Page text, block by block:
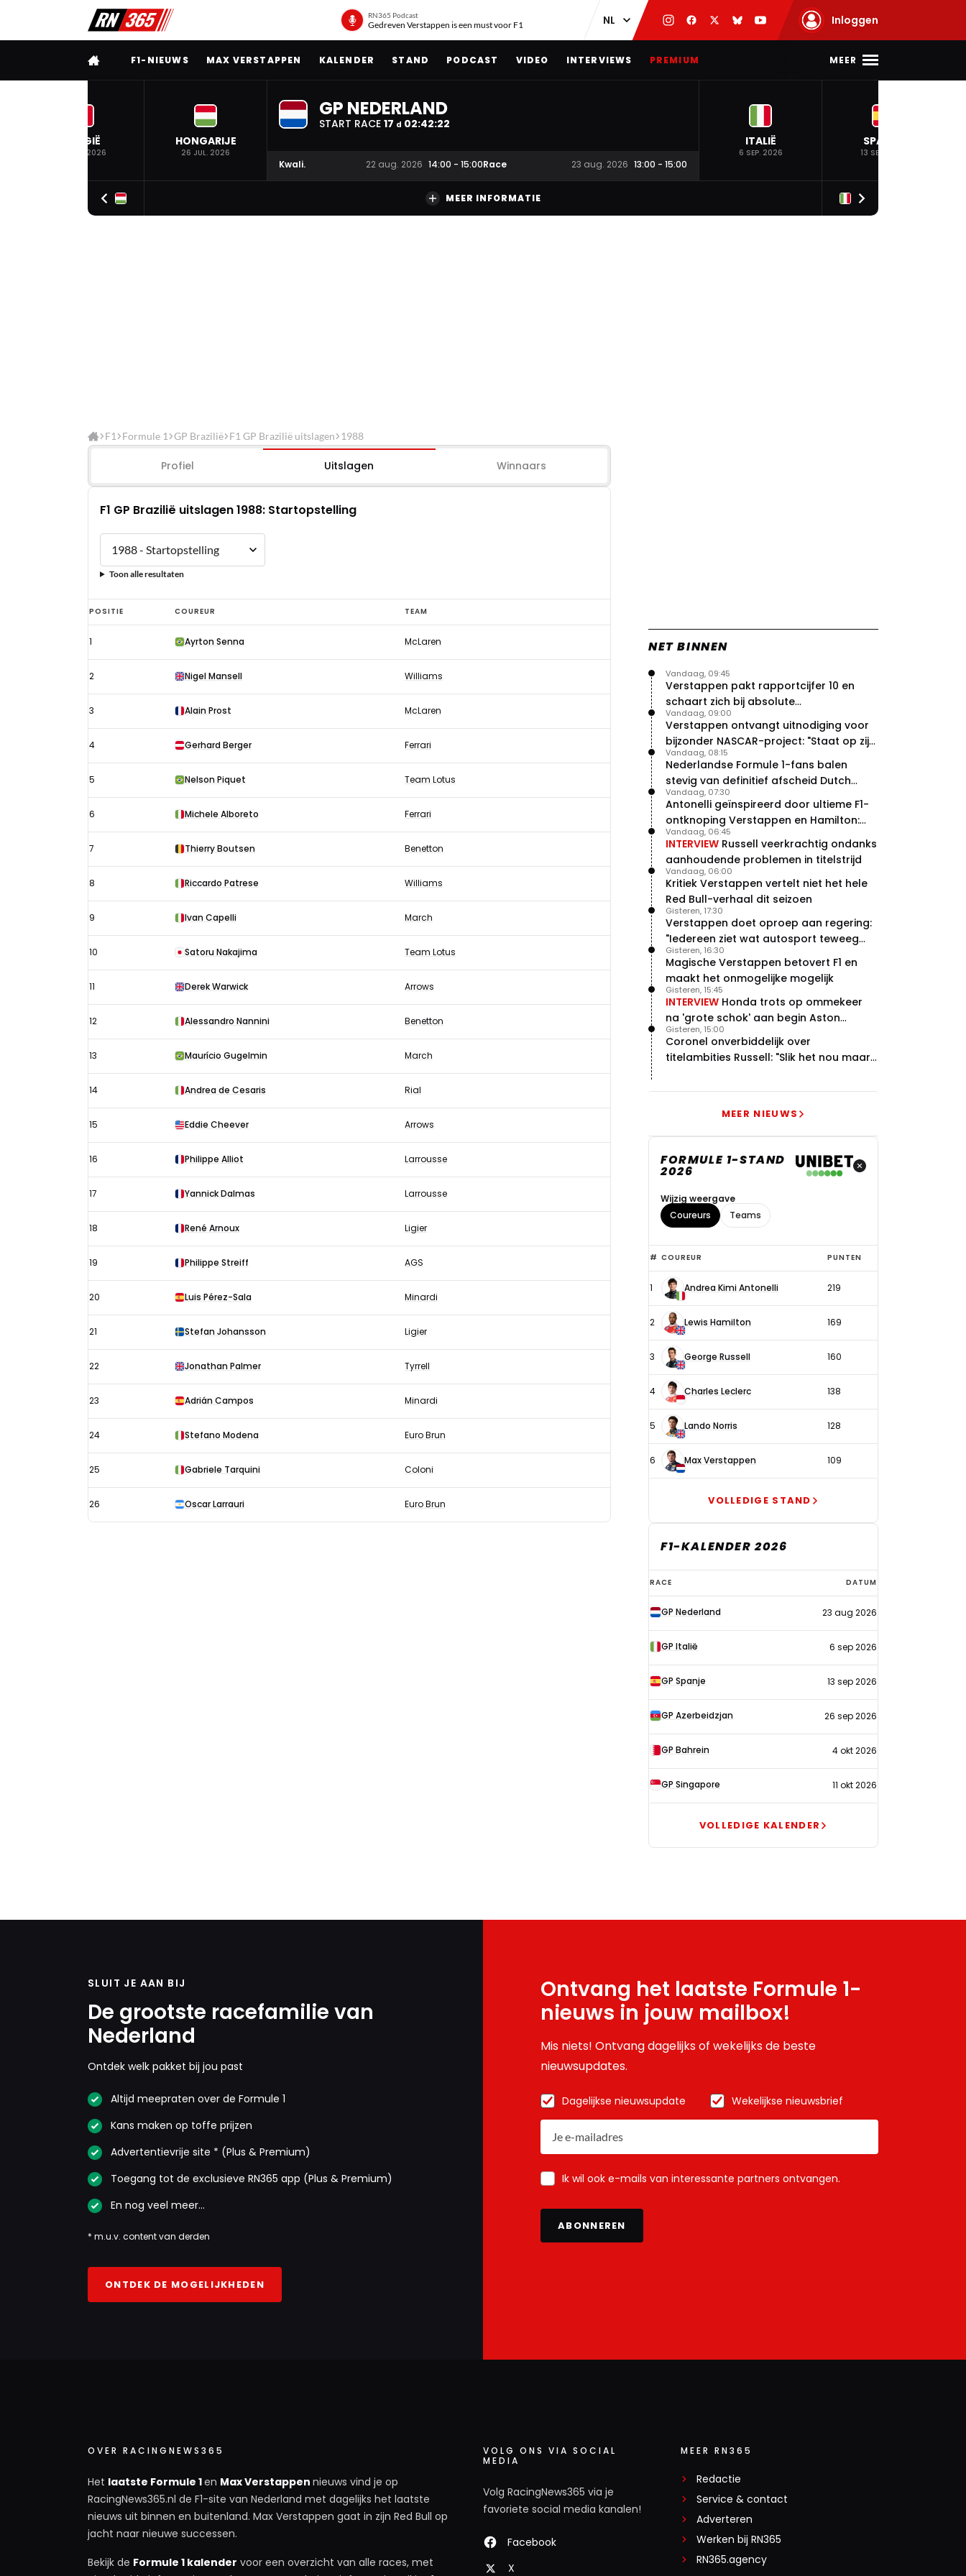
RN365 Podcast
Gedreven Verstappen is een must voor F1 Inloggen
VOLLEDIG MENU
F1-NIEUWS MAX VERSTAPPEN KALENDER STAND PODCAST VIDEO INTERVIEWS PREMIUM MEER
BELGIË
19 JUL. 2026
HONGARIJE
26 JUL. 2026
GP NEDERLAND
START RACE 17 d 02:42:21
Kwali. 22 aug. 2026 14:00 - 15:00Race 23 aug. 2026 13:00 - 15:00
ITALIË
6 SEP. 2026
SPANJE
13 SEP. 2026
MEER INFORMATIE
F1 Formule 1 GP Brazilië F1 GP Brazilië uitslagen 1988
Profiel Uitslagen Winnaars
F1 GP Brazilië uitslagen 1988: Startopstelling
Toon alle resultaten
F1
GP
Brazilië
uitslagen
Startopstelling
POSITIE COUREUR TEAM
1 Ayrton Senna McLaren
2 Nigel Mansell Williams
3 Alain Prost McLaren
4 Gerhard Berger Ferrari
5 Nelson Piquet Team Lotus
6 Michele Alboreto Ferrari
7 Thierry Boutsen Benetton
8 Riccardo Patrese Williams
9 Ivan Capelli March
10 Satoru Nakajima Team Lotus
11 Derek Warwick Arrows
12 Alessandro Nannini Benetton
13 Maurício Gugelmin March
14 Andrea de Cesaris Rial
15 Eddie Cheever Arrows
16 Philippe Alliot Larrousse
17 Yannick Dalmas Larrousse
18 René Arnoux Ligier
19 Philippe Streiff AGS
20 Luis Pérez-Sala Minardi
21 Stefan Johansson Ligier
22 Jonathan Palmer Tyrrell
23 Adrián Campos Minardi
24 Stefano Modena Euro Brun
25 Gabriele Tarquini Coloni
26 Oscar Larrauri Euro Brun
NET BINNEN
Verstappen pakt rapportcijfer 10 en
schaart zich bij absolute
buitencategorie
Vandaag, 09:45
Verstappen ontvangt uitnodiging voor
bijzonder NASCAR-project: "Staat op zijn
radar"
Vandaag, 09:00
Nederlandse Formule 1-fans balen
stevig van definitief afscheid Dutch
Grand Prix
Vandaag, 08:15
Antonelli geïnspireerd door ultieme F1-
ontknoping Verstappen en Hamilton:
"Leven of dood!"
Vandaag, 07:30
INTERVIEW Russell veerkrachtig ondanks
aanhoudende problemen in titelstrijd
Vandaag, 06:45
Kritiek Verstappen vertelt niet het hele
Red Bull-verhaal dit seizoen
Vandaag, 06:00
Verstappen doet oproep aan regering:
"Iedereen ziet wat autosport teweeg
brengt"
Gisteren, 17:30
Magische Verstappen betovert F1 en
maakt het onmogelijke mogelijk
Gisteren, 16:30
INTERVIEW Honda trots op ommekeer
na 'grote schok' aan begin Aston
Martin-avontuur
Gisteren, 15:45
Coronel onverbiddelijk over
titelambities Russell: "Slik het nou maar
Gisteren, 15:00
MEER NIEUWS
FORMULE 1-STAND
2026
Wijzig weergave
Coureurs
Teams
Top
6
coureurs
# COUREUR PUNTEN
1 Andrea Kimi Antonelli 219
2 Lewis Hamilton 169
3 George Russell 160
4 Charles Leclerc 138
5 Lando Norris 128
6 Max Verstappen 109
VOLLEDIGE STAND
F1-KALENDER 2026
F1-
kalender
2026
RACE DATUM
GP Nederland 23 aug 2026
GP Italië 6 sep 2026
GP Spanje 13 sep 2026
GP Azerbeidzjan 26 sep 2026
GP Bahrein 4 okt 2026
GP Singapore 11 okt 2026
VOLLEDIGE KALENDER
SLUIT JE AAN BIJ
De grootste racefamilie van
Nederland
Ontdek welk pakket bij jou past
Altijd meepraten over de Formule 1
Kans maken op toffe prijzen
Advertentievrije site * (Plus & Premium)
Toegang tot de exclusieve RN365 app (Plus & Premium)
En nog veel meer…
* m.u.v. content van derden
ONTDEK DE MOGELIJKHEDEN
Ontvang het laatste Formule 1-
nieuws in jouw mailbox!
Mis niets! Ontvang dagelijks of wekelijks de beste
nieuwsupdates.
Dagelijkse nieuwsupdate Wekelijkse nieuwsbrief
Ik wil ook e-mails van interessante partners ontvangen.
ABONNEREN
OVER RACINGNEWS365
Het laatste Formule 1en Max Verstappen nieuws vind je op
RacingNews365.nl de F1-site van Nederland met dagelijks het laatste
nieuws uit binnen en buitenland. Max Verstappen gaat in zijn Red Bull op
jacht naar nieuwe successen.
Bekijk de Formule 1 kalender voor een overzicht van alle races, met
VOLG ONS VIA SOCIAL
MEDIA
Volg RacingNews365 via je
favoriete social media kanalen!
Facebook
X
MEER RN365
Redactie
Service & contact
Adverteren
Werken bij RN365
RN365.agency